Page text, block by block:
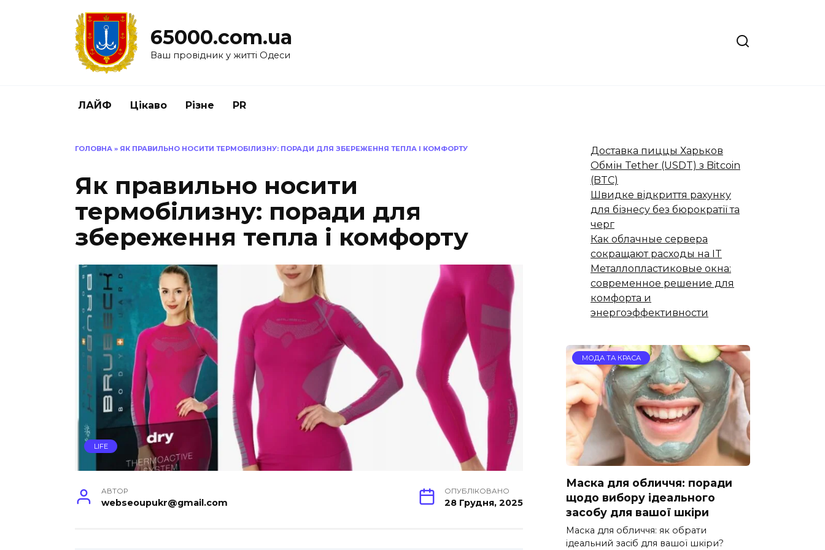
65000.com.ua
Ваш провідник у житті Одеси
ЛАЙФ Цікаво Різне PR
ГОЛОВНА » ЯК ПРАВИЛЬНО НОСИТИ ТЕРМОБІЛИЗНУ: ПОРАДИ ДЛЯ ЗБЕРЕЖЕННЯ ТЕПЛА І КОМФОРТУ
Як правильно носити
термобілизну: поради для
збереження тепла і комфорту
LIFE
АВТОР
webseoupukr@gmail.com
ОПУБЛІКОВАНО
28 Грудня, 2025
Доставка пиццы Харьков
Обмін Tether (USDT) з Bitcoin
(BTC)
Швидке відкриття рахунку
для бізнесу без бюрократії та
черг
Как облачные сервера
сокращают расходы на IT
Металлопластиковые окна:
современное решение для
комфорта и
энергоэффективности
МОДА ТА КРАСА
Маска для обличчя: поради
щодо вибору ідеального
засобу для вашої шкіри
Маска для обличчя: як обрати
ідеальний засіб для вашої шкіри?